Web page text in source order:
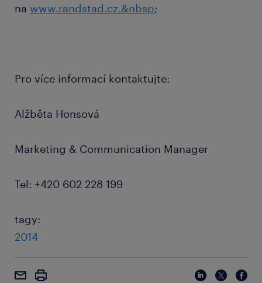
na www.randstad.cz.&nbsp;
Pro více informací kontaktujte:
Alžběta Honsová
Marketing & Communication Manager
Tel: +420 602 228 199
tagy:
2014